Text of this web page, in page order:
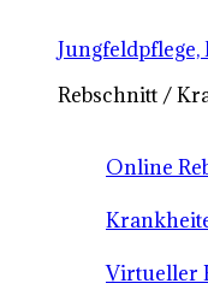
Rebschnitt /
Online
Virtueller